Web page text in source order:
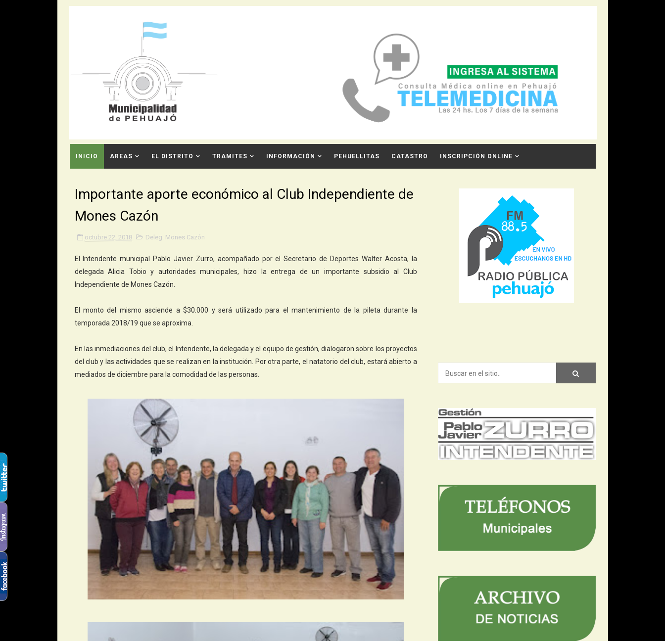
INICIO AREAS EL DISTRITO TRAMITES INFORMACIÓN PEHUELLITAS CATASTRO INSCRIPCIÓN ONLINE
Importante aporte económico al Club Independiente de
Mones Cazón
octubre 22, 2018 Deleg. Mones Cazón
El Intendente municipal Pablo Javier Zurro, acompañado por el Secretario de Deportes Walter Acosta, la
delegada Alicia Tobio y autoridades municipales, hizo la entrega de un importante subsidio al Club
Independiente de Mones Cazón.
El monto del mismo asciende a $30.000 y será utilizado para el mantenimiento de la pileta durante la
temporada 2018/19 que se aproxima.
En las inmediaciones del club, el Intendente, la delegada y el equipo de gestión, dialogaron sobre los proyectos
del club y las actividades que se realizan en la institución. Por otra parte, el natatorio del club, estará abierto a
mediados de diciembre para la comodidad de las personas.